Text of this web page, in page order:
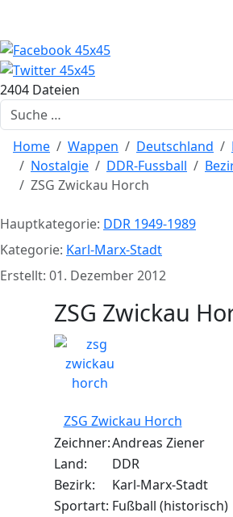
2404 Dateien
Suchen
Home Wappen Deutschland
Nostalgie
DDR-Fussball
ZSG Zwickau Horch
Hauptkategorie: DDR 1949-1989
Kategorie: Karl-Marx-Stadt
Erstellt: 01. Dezember 2012
ZSG Zwickau
ZSG Zwickau Horch
Zeichner:Andreas Ziener
Land:
DDR
Bezirk:
Karl-Marx-Stadt
Sportart: Fußball (historisch)